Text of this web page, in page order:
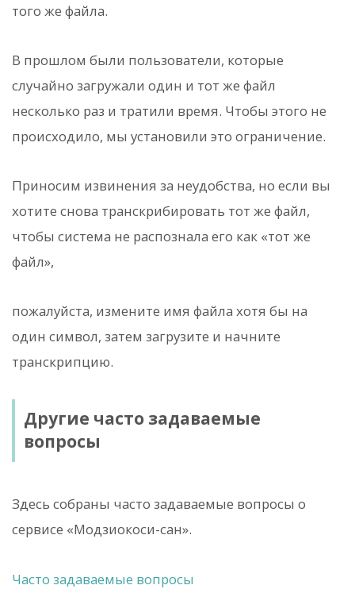
того же файла.
В прошлом были пользователи, которые
случайно загружали один и тот же файл
несколько раз и тратили время. Чтобы этого не
происходило, мы установили это ограничение.
Приносим извинения за неудобства, но если вы
хотите снова транскрибировать тот же файл,
чтобы система не распознала его как «тот же
файл»,
пожалуйста, измените имя файла хотя бы на
один символ, затем загрузите и начните
транскрипцию.
Другие часто задаваемые
вопросы
Здесь собраны часто задаваемые вопросы о
сервисе «Модзиокоси-сан».
Часто задаваемые вопросы